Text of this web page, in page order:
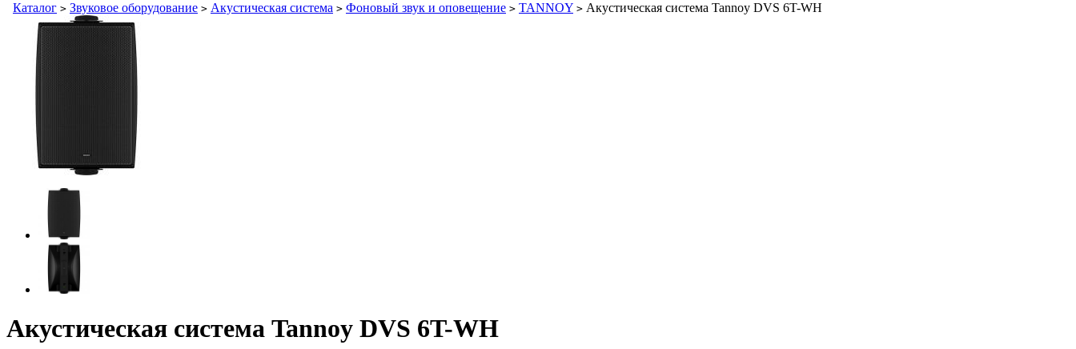
Каталог > Звуковое оборудование > Акустическая система > Фоновый звук и оповещение > TANNOY > Акустическая система Tannoy DVS 6T-WH
Акустическая система Tannoy DVS 6T-WH